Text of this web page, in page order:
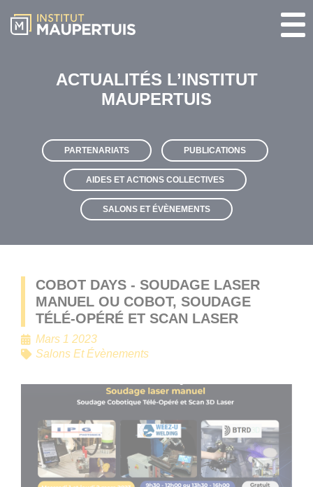
ACTUALITÉS L’INSTITUT
MAUPERTUIS
PARTENARIATS PUBLICATIONS
AIDES ET ACTIONS COLLECTIVES
SALONS ET ÉVÈNEMENTS
COBOT DAYS - SOUDAGE LASER
MANUEL OU COBOT, SOUDAGE
TÉLÉ-OPÉRÉ ET SCAN LASER
Mars 1 2023
Salons Et Évènements